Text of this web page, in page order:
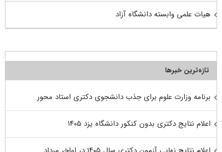
هیات علمی وابسته دانشگاه آزاد
تازه‌ترین خبرها
برنامه وزارت علوم برای جذب دانشجوی دکتری استاد محور
اعلام نتایج دکتری بدون کنکور دانشگاه یزد ۱۴۰۵